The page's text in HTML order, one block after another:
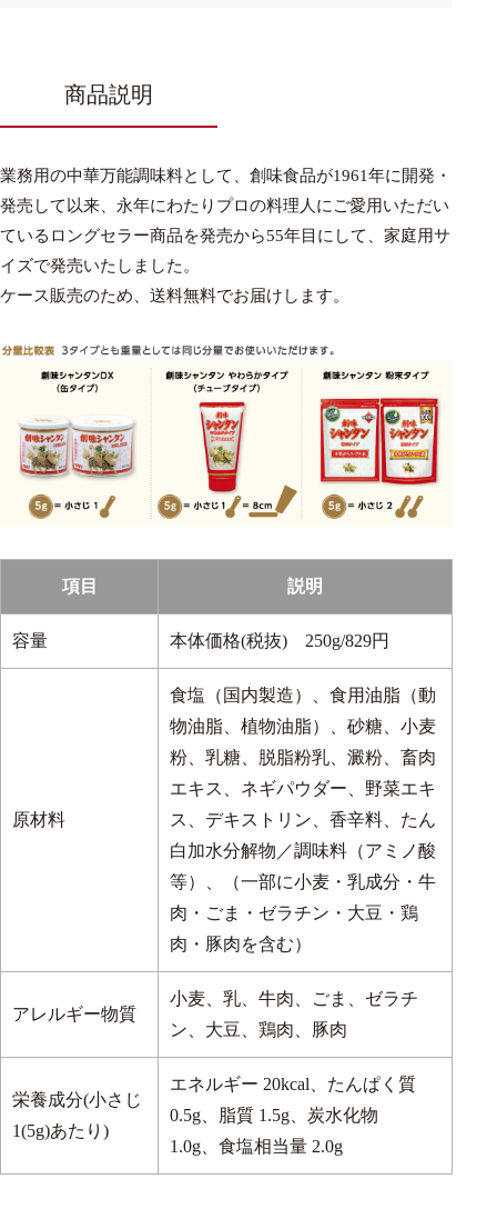
商品説明
業務用の中華万能調味料として、創味食品が1961年に開発・
発売して以来、永年にわたりプロの料理人にご愛用いただい
ているロングセラー商品を発売から55年目にして、家庭用サ
イズで発売いたしました。
ケース販売のため、送料無料でお届けします。
項目 説明
容量 本体価格(税抜) 250g/829円
原材料
食塩（国内製造）、食用油脂（動
物油脂、植物油脂）、砂糖、小麦
粉、乳糖、脱脂粉乳、澱粉、畜肉
エキス、ネギパウダー、野菜エキ
ス、デキストリン、香辛料、たん
白加水分解物／調味料（アミノ酸
等）、（一部に小麦・乳成分・牛
肉・ごま・ゼラチン・大豆・鶏
肉・豚肉を含む）
アレルギー物質
小麦、乳、牛肉、ごま、ゼラチ
ン、大豆、鶏肉、豚肉
栄養成分(小さじ
1(5g)あたり)
エネルギー 20kcal、たんぱく質
0.5g、脂質 1.5g、炭水化物
1.0g、食塩相当量 2.0g